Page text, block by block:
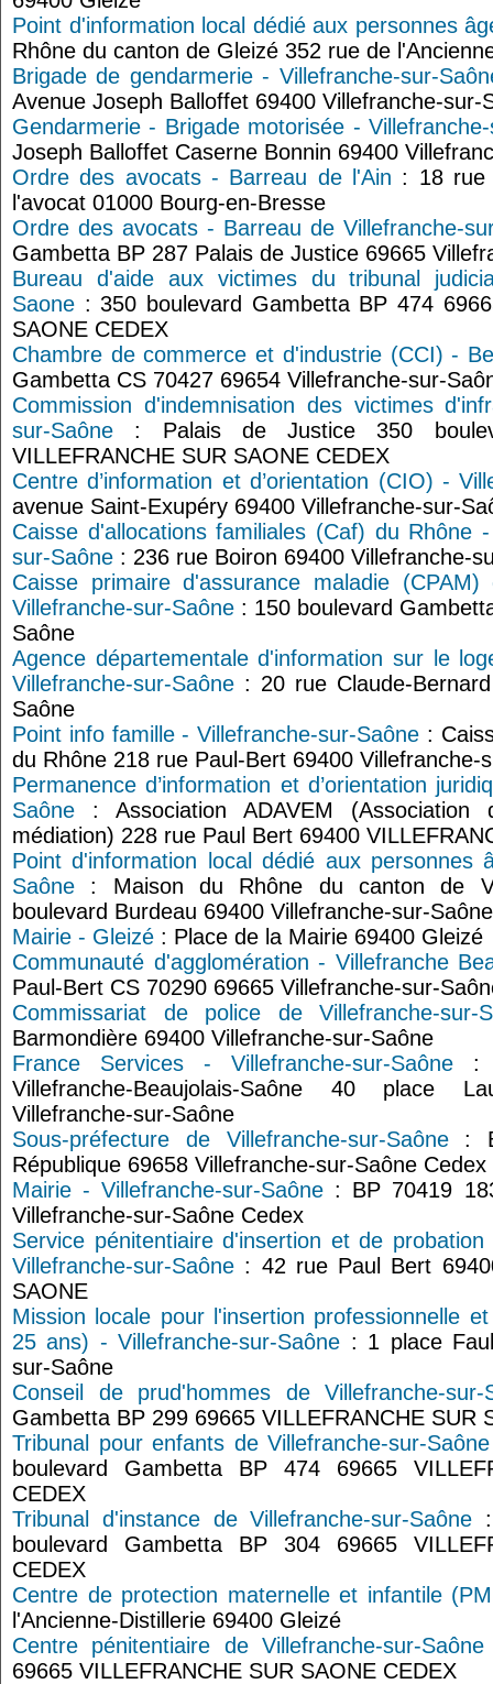
Point d'information local dédié aux personnes
Rhône du canton de Gleizé 352 rue de
Brigade de gendarmerie - Villefranche-sur-
Avenue Joseph Balloffet 69400 Villefranche-sur-
Gendarmerie - Brigade motorisée -
Joseph Balloffet Caserne Bonnin 69400
Ordre des avocats - Barreau de l'Ain : 18 rue
l'avocat 01000 Bourg-en-Bresse
Ordre des avocats - Barreau de Villefranche-
Gambetta BP 287 Palais de Justice 69665
Bureau d'aide aux victimes du tribunal
Saone : 350 boulevard Gambetta BP 474
SAONE CEDEX
Chambre de commerce et d'industrie (CCI) -
Gambetta CS 70427 69654 Villefranche-sur-
Commission d'indemnisation des victimes
sur-Saône : Palais de Justice 350
VILLEFRANCHE SUR SAONE CEDEX
Centre d’information et d’orientation (CIO) -
avenue Saint-Exupéry 69400 Villefranche-sur-
Caisse d'allocations familiales (Caf) du Rhône
sur-Saône : 236 rue Boiron 69400 Villefranche-
Caisse primaire d'assurance maladie
Villefranche-sur-Saône : 150 boulevard
Saône
Agence départementale d'information sur le
Villefranche-sur-Saône : 20 rue Claude-
Saône
Point info famille - Villefranche-sur-Saône :
du Rhône 218 rue Paul-Bert 69400 Villefranche-
Permanence d’information et d’orientation
Saône : Association ADAVEM
médiation) 228 rue Paul Bert 69400
Point d'information local dédié aux personnes
Saône : Maison du Rhône du canton de
boulevard Burdeau 69400 Villefranche-sur-Saône
Mairie - Gleizé : Place de la Mairie 69400 Gleizé
Communauté d'agglomération - Villefranche
Paul-Bert CS 70290 69665 Villefranche-sur-
Commissariat de police de Villefranche-sur-
Barmondière 69400 Villefranche-sur-Saône
France Services - Villefranche-sur-Saône :
Villefranche-Beaujolais-Saône 40 place
Villefranche-sur-Saône
Sous-préfecture de Villefranche-sur-Saône:
République 69658 Villefranche-sur-Saône Cedex
Mairie - Villefranche-sur-Saône : BP 70419
Villefranche-sur-Saône Cedex
Service pénitentiaire d'insertion et de
Villefranche-sur-Saône : 42 rue Paul Bert
SAONE
Mission locale pour l'insertion professionnelle
25 ans) - Villefranche-sur-Saône : 1 place
sur-Saône
Conseil de prud'hommes de Villefranche-sur-
Gambetta BP 299 69665 VILLEFRANCHE SUR
Tribunal pour enfants de Villefranche-sur-Saône
boulevard Gambetta BP 474 69665
CEDEX
Tribunal d'instance de Villefranche-sur-Saône
boulevard Gambetta BP 304 69665
CEDEX
Centre de protection maternelle et infantile
l'Ancienne-Distillerie 69400 Gleizé
Centre pénitentiaire de Villefranche-sur-Saône
69665 VILLEFRANCHE SUR SAONE CEDEX